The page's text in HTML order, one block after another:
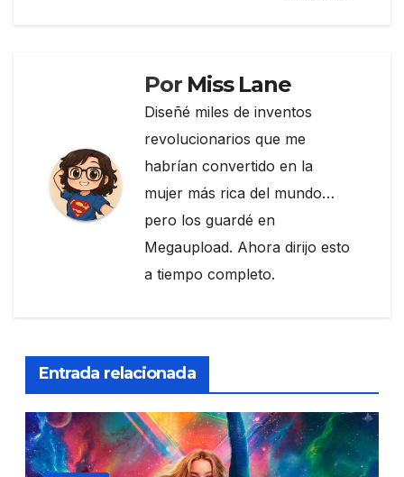
Por Miss Lane
Diseñé miles de inventos
revolucionarios que me
habrían convertido en la
mujer más rica del mundo…
pero los guardé en
Megaupload. Ahora dirijo esto
a tiempo completo.
Entrada relacionada